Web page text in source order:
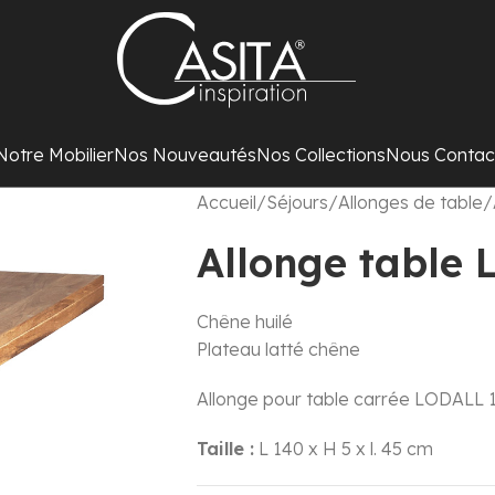
MobilierNos NouveautésNos CollectionsNous
Accueil Séjours Allonges de table
Allonge table
Chêne huilé
Plateau latté chêne
Allonge pour table carrée LODALL
Taille :L 140 x H 5 x l. 45 cm